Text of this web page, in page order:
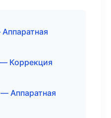
Коррекция
Аппаратная